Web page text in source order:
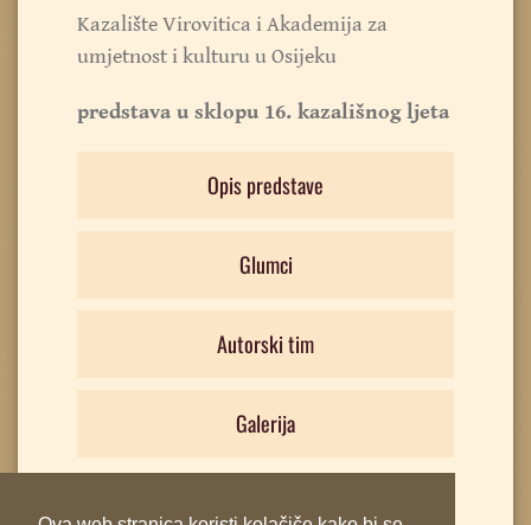
Kazalište Virovitica i Akademija za
umjetnost i kulturu u Osijeku
predstava u sklopu 16. kazališnog ljeta
Opis predstave
Glumci
Autorski tim
Galerija